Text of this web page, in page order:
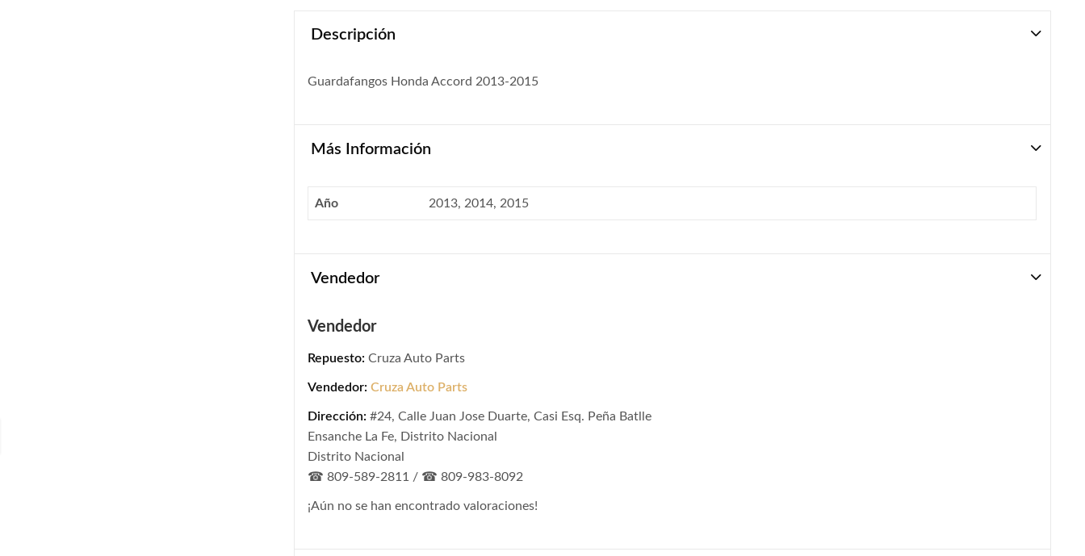
Descripción
Guardafangos Honda Accord 2013-2015
Más Información
Año 2013, 2014, 2015
Vendedor
Vendedor
Repuesto: Cruza Auto Parts
Vendedor:Cruza Auto Parts
Dirección: #24, Calle Juan Jose Duarte, Casi Esq. Peña Batlle
Ensanche La Fe, Distrito Nacional
Distrito Nacional
☎ 809-589-2811 / ☎ 809-983-8092
¡Aún no se han encontrado valoraciones!